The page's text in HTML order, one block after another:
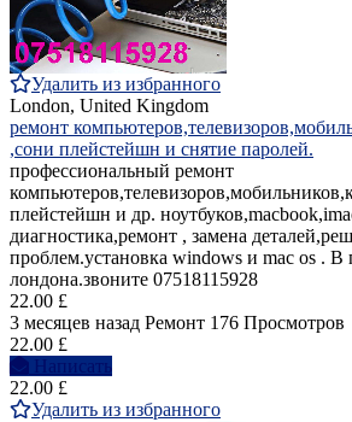
Удалить из избранного
London, United Kingdom
ремонт
,сони плейстейшн и снятие паролей.
профессиональный ремонт
плейстейшн и др.
диагностика,ремонт , замена
проблем.установка windows и mac os . В
лондона.звоните 07518115928
22.00 £
3 месяцев назад Ремонт 176 Просмотров
22.00 £
Написать
22.00 £
Удалить из избранного